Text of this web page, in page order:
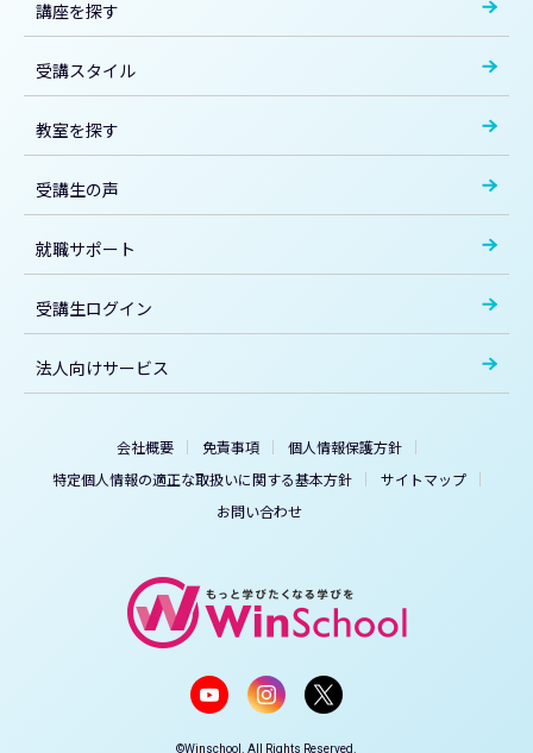
講座を探す
受講スタイル
教室を探す
受講生の声
就職サポート
受講生ログイン
法人向けサービス
会社概要 免責事項
個人情報保護方針
特定個人情報の適正な取扱いに関する基本方針
サイトマップ
お問い合わせ
©Winschool. All Rights Reserved.